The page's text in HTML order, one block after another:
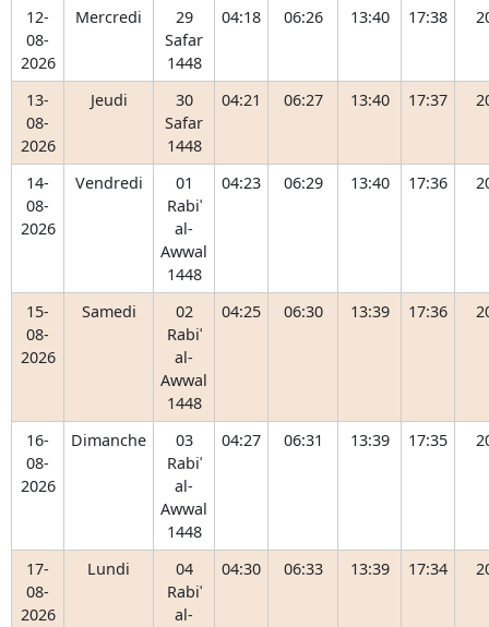
12-
08-
2026
Mercredi
29
Safar
1448
04:18 06:26 13:40 17:38
13-
08-
2026
Jeudi
30
Safar
1448
04:21 06:27 13:40 17:37
14-
08-
2026
Vendredi
01
Rabiʿ
al-
Awwal
1448
04:23 06:29 13:40 17:36
15-
08-
2026
Samedi
02
Rabiʿ
al-
Awwal
1448
04:25 06:30 13:39 17:36
16-
08-
2026
Dimanche
03
Rabiʿ
al-
Awwal
1448
04:27 06:31 13:39 17:35
17-
08-
2026
Lundi
04
Rabiʿ
al-
04:30 06:33 13:39 17:34